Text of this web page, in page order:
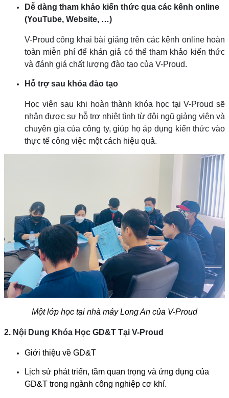
Dễ dàng tham khảo kiến thức qua các kênh online
(YouTube, Website, …)
V-Proud công khai bài giảng trên các kênh online hoàn
toàn miễn phí để khán giả có thể tham khảo kiến thức
và đánh giá chất lượng đào tạo của V-Proud.
Hỗ trợ sau khóa đào tạo
Học viên sau khi hoàn thành khóa học tại V-Proud sẽ
nhận được sự hỗ trợ nhiệt tình từ đội ngũ giảng viên và
chuyên gia của công ty, giúp họ áp dụng kiến thức vào
thực tế công việc một cách hiệu quả.
Một lớp học tại nhà máy Long An của V-Proud
2. Nội Dung Khóa Học GD&T Tại V-Proud
Giới thiệu về GD&T
Lịch sử phát triển, tầm quan trọng và ứng dụng của
GD&T trong ngành công nghiệp cơ khí.